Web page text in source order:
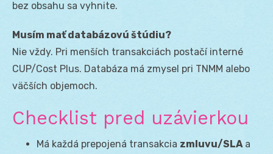
bez obsahu sa vyhnite.
Musím mať databázovú štúdiu?
Nie vždy. Pri menších transakciách postačí interné
CUP/Cost Plus. Databáza má zmysel pri TNMM alebo
väčších objemoch.
Checklist pred uzávierkou
Má každá prepojená transakcia zmluvu/SLA a